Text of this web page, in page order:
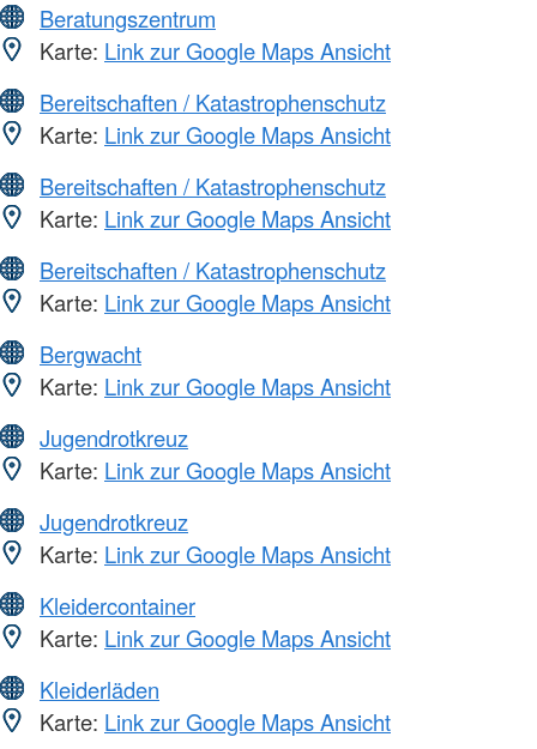
Beratungszentrum
Karte: Link zur Google Maps Ansicht
Bereitschaften / Katastrophenschutz
Karte: Link zur Google Maps Ansicht
Bereitschaften / Katastrophenschutz
Karte: Link zur Google Maps Ansicht
Bereitschaften / Katastrophenschutz
Karte: Link zur Google Maps Ansicht
Bergwacht
Karte: Link zur Google Maps Ansicht
Jugendrotkreuz
Karte: Link zur Google Maps Ansicht
Jugendrotkreuz
Karte: Link zur Google Maps Ansicht
Kleidercontainer
Karte: Link zur Google Maps Ansicht
Kleiderläden
Karte: Link zur Google Maps Ansicht